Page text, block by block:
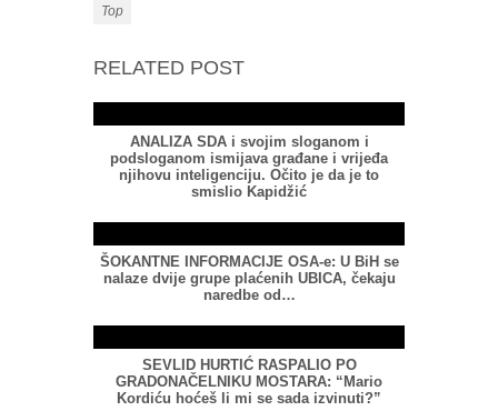
Top
RELATED POST
ANALIZA SDA i svojim sloganom i
podsloganom ismijava građane i vrijeđa
njihovu inteligenciju. Očito je da je to
smislio Kapidžić
ŠOKANTNE INFORMACIJE OSA-e: U BiH se
nalaze dvije grupe plaćenih UBICA, čekaju
naredbe od…
SEVLID HURTIĆ RASPALIO PO
GRADONAČELNIKU MOSTARA: “Mario
Kordiću hoćeš li mi se sada izvinuti?”